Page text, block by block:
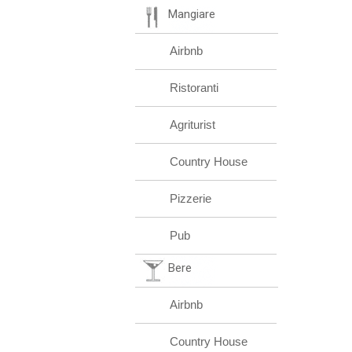
Mangiare
Airbnb
Ristoranti
Agriturist
Country House
Pizzerie
Pub
Bere
Airbnb
Country House